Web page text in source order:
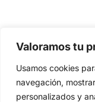
Valoramos tu
Usamos cookies
navegación,
personalizados y